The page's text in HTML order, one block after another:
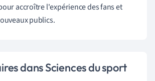
accroître l'expérience des fans et
publics.
dans Sciences du sport